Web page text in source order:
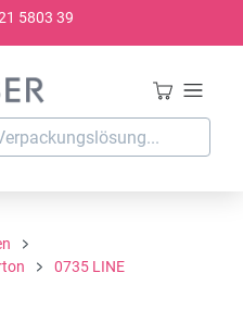
5803 39
0735 LINE